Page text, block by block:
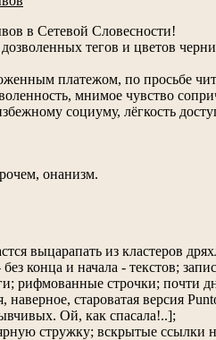
в Сетевой Словесности!
тегов и цветов
платежом, по просьбе
мнимое чувство
социуму, лёгкость
онанизм.
выцарапать из кластеров
конца и начала - текстов;
рифмованные строчки; почти
наверное, староватая версия
Ой, как спасала!..];
стружку; вскрытые ссылки